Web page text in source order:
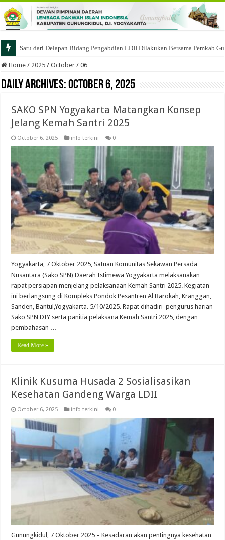
Satu dari Delapan Bidang Pengabdian LDII Dilakukan Bersama Pemkab
Bupati Gunungkidul: LDII Satu-Satunya Ormas yang Gandeng
Home / 2025 / October / 06
Daily Archives:October 6, 2025
SAKO SPN Yogyakarta Matangkan Konsep
Jelang Kemah Santri 2025
October 6, 2025 info terkini 0
Yogyakarta, 7 Oktober 2025, Satuan Komunitas Sekawan Persada
Nusantara (Sako SPN) Daerah Istimewa Yogyakarta melaksanakan
rapat persiapan menjelang pelaksanaan Kemah Santri 2025. Kegiatan
ini berlangsung di Kompleks Pondok Pesantren Al Barokah, Kranggan,
Sanden, Bantul,Yogyakarta. 5/10/2025. Rapat dihadiri pengurus harian
Sako SPN DIY serta panitia pelaksana Kemah Santri 2025, dengan
pembahasan …
Read More »
Klinik Kusuma Husada 2 Sosialisasikan
Kesehatan Gandeng Warga LDII
October 6, 2025 info terkini 0
Gunungkidul, 7 Oktober 2025 – Kesadaran akan pentingnya kesehatan